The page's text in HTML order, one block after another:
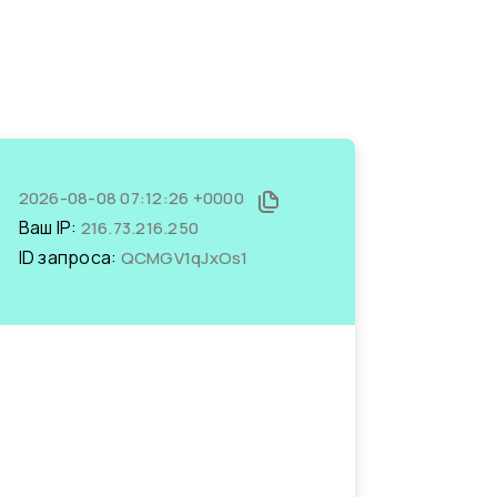
2026-08-08 07:12:26 +0000
Ваш IP: 216.73.216.250
ID запроса: QCMGV1qJxOs1